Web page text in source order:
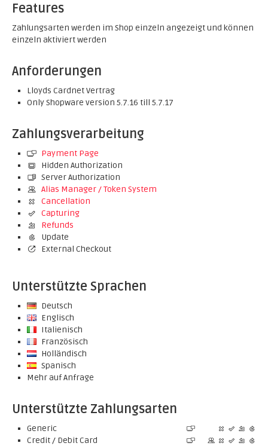
Features
Zahlungsarten werden im Shop einzeln angezeigt und können
einzeln aktiviert werden
Anforderungen
Lloyds Cardnet Vertrag
Only Shopware version 5.7.16 till 5.7.17
Zahlungsverarbeitung
Payment Page
Hidden Authorization
Server Authorization
Alias Manager / Token System
Cancellation
Capturing
Refunds
Update
External Checkout
Unterstützte Sprachen
Deutsch
Englisch
Italienisch
Französisch
Holländisch
Spanisch
Mehr auf Anfrage
Unterstützte Zahlungsarten
Generic
Credit / Debit Card